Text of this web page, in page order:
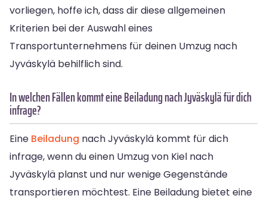
vorliegen, hoffe ich, dass dir diese allgemeinen
Kriterien bei der Auswahl eines
Transportunternehmens für deinen Umzug nach
Jyväskylä behilflich sind.
In welchen Fällen kommt eine Beiladung nach Jyväskylä für dich
infrage?
Eine Beiladung nach Jyväskylä kommt für dich
infrage, wenn du einen Umzug von Kiel nach
Jyväskylä planst und nur wenige Gegenstände
transportieren möchtest. Eine Beiladung bietet eine